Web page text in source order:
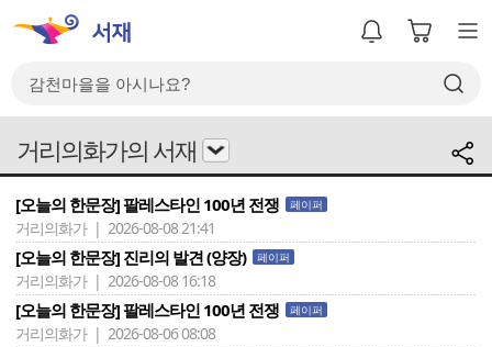
거리의화가의 서재
[오늘의 한문장] 팔레스타인 100년 전쟁 페이퍼
거리의화가 | 2026-08-08 21:41
[오늘의 한문장] 진리의 발견 (양장) 페이퍼
거리의화가 | 2026-08-08 16:18
[오늘의 한문장] 팔레스타인 100년 전쟁 페이퍼
거리의화가 | 2026-08-06 08:08